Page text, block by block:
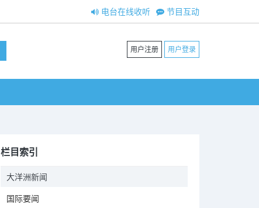
节目互动
电台在线收听
用户注册 用户登录
栏目索引
大洋洲新闻
国际要闻